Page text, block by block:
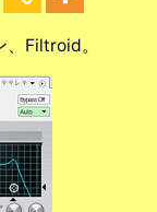
Filtroid。